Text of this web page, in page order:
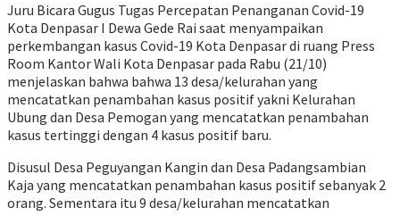
Juru Bicara Gugus Tugas Percepatan Penanganan Covid-19
Kota Denpasar I Dewa Gede Rai saat menyampaikan
perkembangan kasus Covid-19 Kota Denpasar di ruang Press
Room Kantor Wali Kota Denpasar pada Rabu (21/10)
menjelaskan bahwa bahwa 13 desa/kelurahan yang
mencatatkan penambahan kasus positif yakni Kelurahan
Ubung dan Desa Pemogan yang mencatatkan penambahan
kasus tertinggi dengan 4 kasus positif baru.
Disusul Desa Peguyangan Kangin dan Desa Padangsambian
Kaja yang mencatatkan penambahan kasus positif sebanyak 2
orang. Sementara itu 9 desa/kelurahan mencatatkan